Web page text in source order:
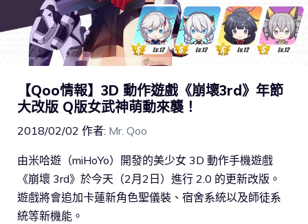
【Qoo情報】3D 動作遊戲《崩壞3rd》年節
大改版 Q版女武神萌動來襲！
2018/02/02 作者: Mr. Qoo
由米哈遊（miHoYo）開發的美少女 3D 動作手機遊戲
《崩壞 3rd》於今天（2月2日）進行 2.0 的更新改版。
遊戲將會追加卡蓮新角色聖儀裝、宿舍系統以及師徒系
統等新機能。